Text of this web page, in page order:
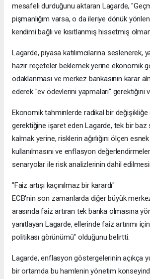
mesafeli durduğunu aktaran Lagarde,
pişmanlığım varsa, o da ileriye dönük
kendimi bağlı ve kısıtlanmış hissetmiş
Lagarde, piyasa katılımcılarına seslenerek,
hazır reçeteler beklemek yerine ekonomik
odaklanması ve merkez bankasının karar
ederek "ev ödevlerini yapmaları" gerektiğini
Ekonomik tahminlerde radikal bir değişikliğe
gerektiğine işaret eden Lagarde, tek bir baz
kalmak yerine, risklerin ağırlığını ölçen
kullanılmasını ve enflasyon
senaryolar ile risk analizlerinin dahil
"Faiz artışı kaçınılmaz bir karardı"
ECB'nin son zamanlarda diğer büyük
arasında faiz artıran tek banka olmasına
yanıtlayan Lagarde, ellerinde faiz artırımı
politikası görünümü" olduğunu belirtti.
Lagarde, enflasyon göstergelerinin açıkça
bir ortamda bu hamlenin yönetim